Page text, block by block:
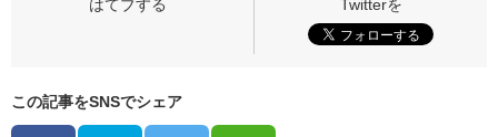
この記事をSNSでシェア